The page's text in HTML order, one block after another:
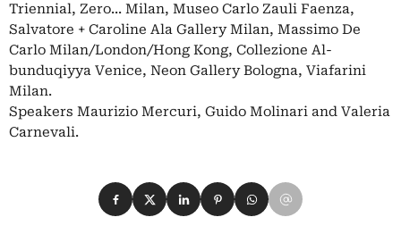
Triennial, Zero... Milan, Museo Carlo Zauli Faenza,
Salvatore + Caroline Ala Gallery Milan, Massimo De
Carlo Milan/London/Hong Kong, Collezione Al-
bunduqiyya Venice, Neon Gallery Bologna, Viafarini
Milan.
Speakers Maurizio Mercuri, Guido Molinari and Valeria
Carnevali.
Condividi su Facebook
Condividi su X
Condividi su LinkedIn
Condividi su Pinterest
Condividi su WhatsApp
Condividi su Email